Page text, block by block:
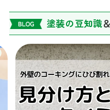
塗装の豆知識